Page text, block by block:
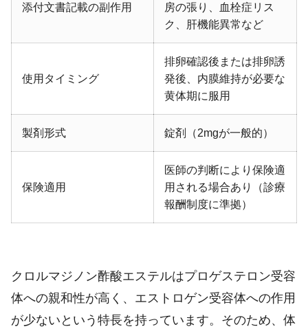
添付文書記載の副作用
房の張り、血栓症リス
ク、肝機能異常など
使用タイミング
排卵確認後または排卵誘
発後、内膜維持が必要な
黄体期に服用
製剤形式 錠剤（2mgが一般的）
保険適用
医師の判断により保険適
用される場合あり（診療
報酬制度に準拠）
クロルマジノン酢酸エステルはプロゲステロン受容
体への親和性が高く、エストロゲン受容体への作用
が少ないという特長を持っています。そのため、体